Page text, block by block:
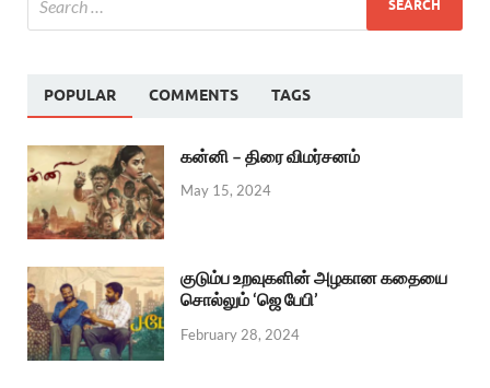
POPULAR COMMENTS TAGS
கன்னி – திரை விமர்சனம்
May 15, 2024
குடும்ப உறவுகளின் அழகான கதையை
சொல்லும் ‘ஜெ பேபி’
February 28, 2024